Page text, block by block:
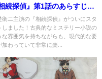
相続探偵』第1話のあらすじと
ころ
衛二主演の『相続探偵』がついにスタ
しました！古典的なミステリー小説の
な雰囲気を持ちながらも、現代的な要
加わっていて非常に楽...